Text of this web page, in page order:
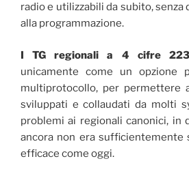
radio e utilizzabili da subito,
alla programmazione.
I TG regionali a 4 cifre
unicamente come un opzione
multiprotocollo, per permettere
sviluppati e collaudati da molti
problemi ai regionali canonici, in
ancora non era sufficientemente
efficace come oggi.